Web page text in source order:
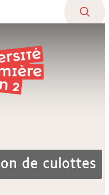
de culottes